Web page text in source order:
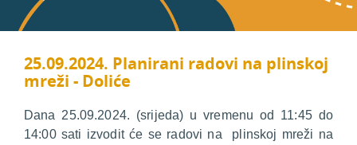
25.09.2024. Planirani radovi na plinskoj
mreži - Doliće
Dana 25.09.2024. (srijeda) u vremenu od 11:45 do
14:00 sati izvodit će se radovi na plinskoj mreži na